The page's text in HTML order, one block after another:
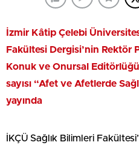
İzmir Kâtip Çelebi
Fakültesi Dergisi’nin Rektör
Konuk ve Onursal
sayısı “Afet ve Afetlerde
yayında
İKÇÜ Sağlık Bilimleri